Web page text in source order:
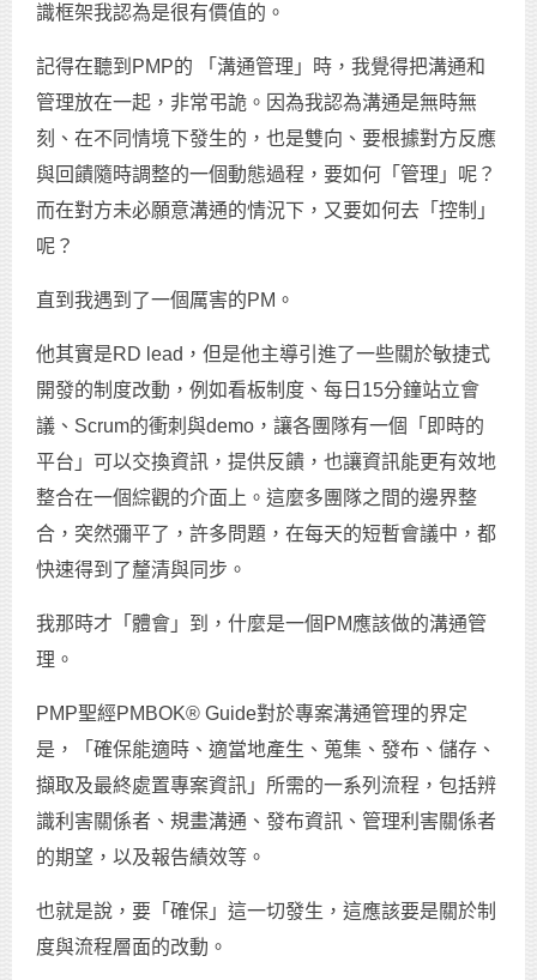
識框架我認為是很有價值的。
記得在聽到PMP的 「溝通管理」時，我覺得把溝通和
管理放在一起，非常弔詭。因為我認為溝通是無時無
刻、在不同情境下發生的，也是雙向、要根據對方反應
與回饋隨時調整的一個動態過程，要如何「管理」呢？
而在對方未必願意溝通的情況下，又要如何去「控制」
呢？
直到我遇到了一個厲害的PM。
他其實是RD lead，但是他主導引進了一些關於敏捷式
開發的制度改動，例如看板制度、每日15分鐘站立會
議、Scrum的衝刺與demo，讓各團隊有一個「即時的
平台」可以交換資訊，提供反饋，也讓資訊能更有效地
整合在一個綜觀的介面上。這麼多團隊之間的邊界整
合，突然彌平了，許多問題，在每天的短暫會議中，都
快速得到了釐清與同步。
我那時才「體會」到，什麼是一個PM應該做的溝通管
理。
PMP聖經PMBOK® Guide對於專案溝通管理的界定
是，「確保能適時、適當地產生、蒐集、發布、儲存、
擷取及最終處置專案資訊」所需的一系列流程，包括辨
識利害關係者、規畫溝通、發布資訊、管理利害關係者
的期望，以及報告績效等。
也就是說，要「確保」這一切發生，這應該要是關於制
度與流程層面的改動。